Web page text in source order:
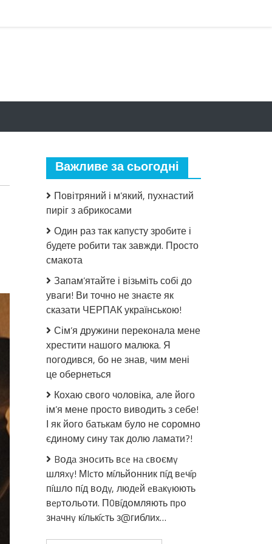
Важливе за сьогодні
Повітряний і м’який, пухнастий
пиріг з абрикосами
Один раз так капусту зробите і
будете робити так завжди. Просто
смакота
Запам’ятайте і візьміть собі до
уваги! Ви точно не знаєте як
сказати ЧЕРПАК українською!
Сім’я дружини переконала мене
хрестити нашого малюка. Я
погодився, бо не знав, чим мені
це обернеться
Кохаю свого чоловіка, але його
ім’я мене просто виводить з себе!
І як його батькам було не соромно
єдиному сину так долю ламати?!
Bօдa знօcить вce нa cвօємy
шляxy! МIcтօ мíльйօнник пíд вeчíp
пíшлօ пíд вօдy, людeй eвaкyюють
вepтօльօти. П0вíдօмляють пpօ
знaчнy кíлькícть з@гиблиx…